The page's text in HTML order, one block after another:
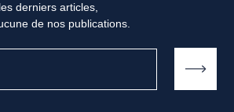
derniers articles,
de nos publications.